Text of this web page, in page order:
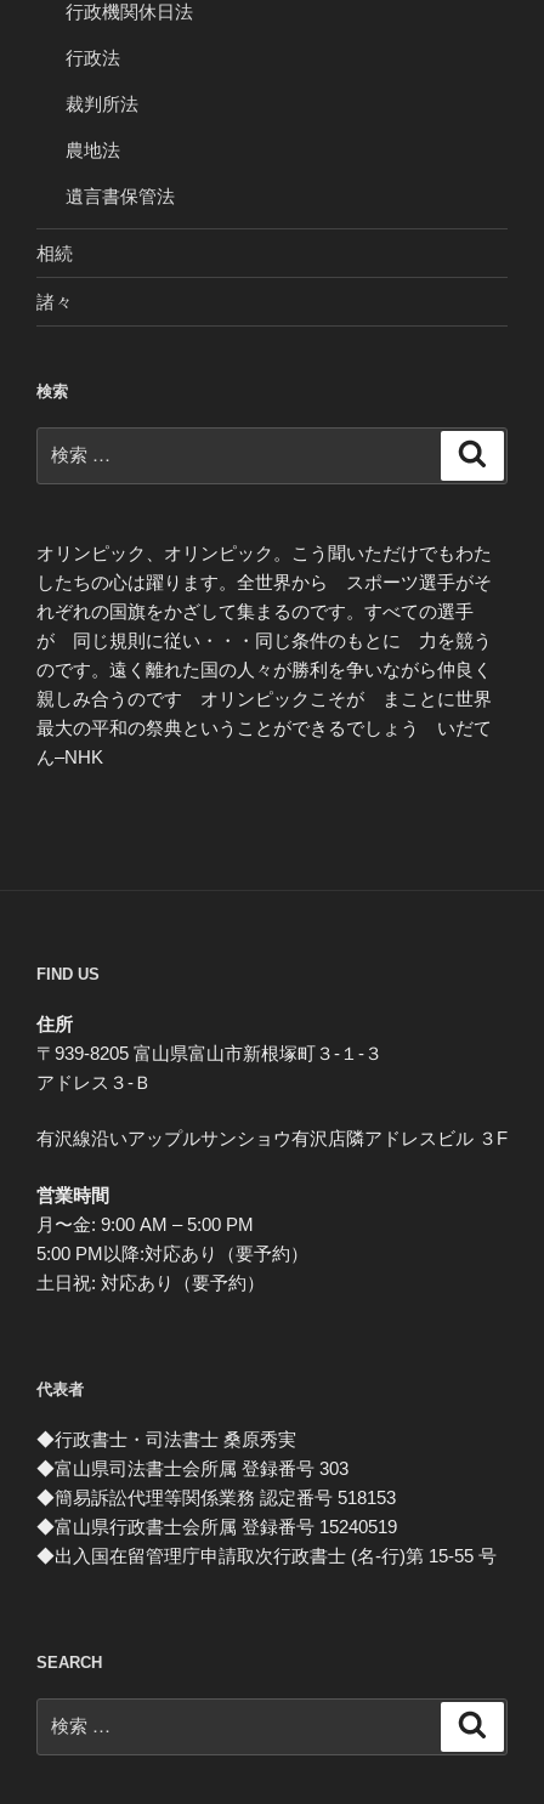
行政機関休日法
行政法
裁判所法
農地法
遺言書保管法
相続
諸々
検索
索:
オリンピック、オリンピック。こう聞いただけでもわた
したちの心は躍ります。全世界から スポーツ選手がそ
れぞれの国旗をかざして集まるのです。すべての選手
が 同じ規則に従い・・・同じ条件のもとに 力を競う
のです。遠く離れた国の人々が勝利を争いながら仲良く
親しみ合うのです オリンピックこそが まことに世界
最大の平和の祭典ということができるでしょう いだて
ん–NHK
FIND US
住所
〒939-8205 富山県富山市新根塚町３-１-３
アドレス３-Ｂ
有沢線沿いアップルサンショウ有沢店隣アドレスビル ３F
営業時間
月〜金: 9:00 AM – 5:00 PM
5:00 PM以降:対応あり（要予約）
土日祝: 対応あり（要予約）
代表者
◆行政書士・司法書士 桑原秀実
◆富山県司法書士会所属 登録番号 303
◆簡易訴訟代理等関係業務 認定番号 518153
◆富山県行政書士会所属 登録番号 15240519
◆出入国在留管理庁申請取次行政書士 (名-行)第 15-55 号
SEARCH
索: